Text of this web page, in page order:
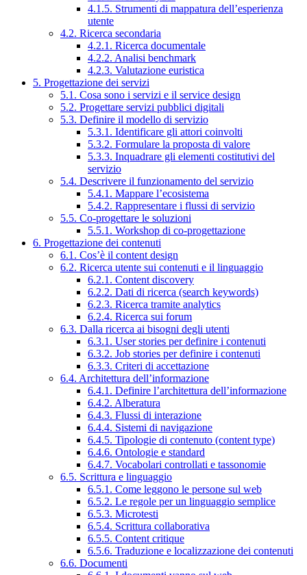
4.1.5. Strumenti di mappatura dell’esperienza
utente
4.2. Ricerca secondaria
4.2.1. Ricerca documentale
4.2.2. Analisi benchmark
4.2.3. Valutazione euristica
5. Progettazione dei servizi
5.1. Cosa sono i servizi e il service design
5.2. Progettare servizi pubblici digitali
5.3. Definire il modello di servizio
5.3.1. Identificare gli attori coinvolti
5.3.2. Formulare la proposta di valore
5.3.3. Inquadrare gli elementi costitutivi del
servizio
5.4. Descrivere il funzionamento del servizio
5.4.1. Mappare l’ecosistema
5.4.2. Rappresentare i flussi di servizio
5.5. Co-progettare le soluzioni
5.5.1. Workshop di co-progettazione
6. Progettazione dei contenuti
6.1. Cos’è il content design
6.2. Ricerca utente sui contenuti e il linguaggio
6.2.1. Content discovery
6.2.2. Dati di ricerca (search keywords)
6.2.3. Ricerca tramite analytics
6.2.4. Ricerca sui forum
6.3. Dalla ricerca ai bisogni degli utenti
6.3.1. User stories per definire i contenuti
6.3.2. Job stories per definire i contenuti
6.3.3. Criteri di accettazione
6.4. Architettura dell’informazione
6.4.1. Definire l’architettura dell’informazione
6.4.2. Alberatura
6.4.3. Flussi di interazione
6.4.4. Sistemi di navigazione
6.4.5. Tipologie di contenuto (content type)
6.4.6. Ontologie e standard
6.4.7. Vocabolari controllati e tassonomie
6.5. Scrittura e linguaggio
6.5.1. Come leggono le persone sul web
6.5.2. Le regole per un linguaggio semplice
6.5.3. Microtesti
6.5.4. Scrittura collaborativa
6.5.5. Content critique
6.5.6. Traduzione e localizzazione dei contenuti
6.6. Documenti